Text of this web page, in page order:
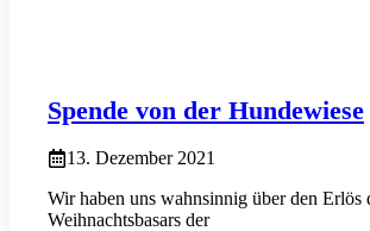
Spende von der Hundewiese
13. Dezember 2021
Wir haben uns wahnsinnig über den Erlös
Weihnachtsbasars der